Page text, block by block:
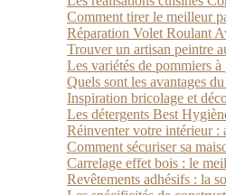
Comment tirer le meilleur
Réparation Volet Roulant
Trouver un artisan peintre
Les variétés de pommiers
Quels sont les avantages
Inspiration bricolage et
Les détergents Best
Réinventer votre intérieur :
Comment sécuriser sa
Carrelage effet bois : le
Revêtements adhésifs : la